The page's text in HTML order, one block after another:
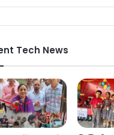
Tech News